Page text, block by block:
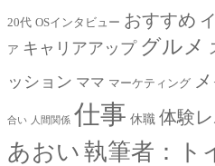
20代 OSインタビュー おすすめ
ア キャリアアップ グルメ
ッション ママ マーケティング
合い 人間関係 仕事 休職 体験
あおい 執筆者：ト